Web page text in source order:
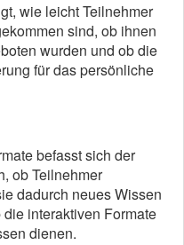
wie leicht Teilnehmer
sind, ob ihnen
wurden und ob die
für das persönliche
befasst sich der
ob Teilnehmer
dadurch neues Wissen
interaktiven Formate
dienen.